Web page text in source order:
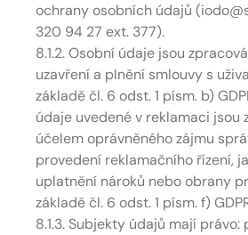
ochrany osobních údajů
320 94 27 ext. 377).
8.1.2. Osobní údaje jsou
uzavření a plnění smlouvy s
základě čl. 6 odst. 1 písm. b)
údaje uvedené v reklamaci jsou
účelem oprávněného zájmu
provedení reklamačního řízení,
uplatnění nároků nebo obrany
základě čl. 6 odst. 1 písm. f)
8.1.3. Subjekty údajů mají právo: